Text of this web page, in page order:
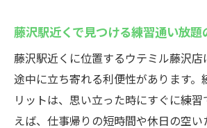
藤沢駅近くで見つける練習通い放題
藤沢駅近くに位置するウテミル藤沢
途中に立ち寄れる利便性があります。
リットは、思い立った時にすぐに練習
えば、仕事帰りの短時間や休日の空